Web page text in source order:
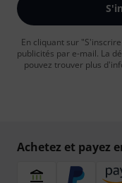
En cliquant sur
publicités par e-mail. La
pouvez trouver plus
Achetez et payez